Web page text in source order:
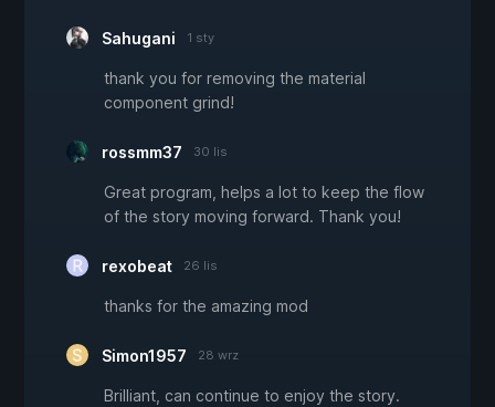
Sahugani 1 sty
thank you for removing the material
component grind!
rossmm37 30 lis
Great program, helps a lot to keep the flow
of the story moving forward. Thank you!
rexobeat 26 lis
thanks for the amazing mod
Simon1957 28 wrz
Brilliant, can continue to enjoy the story.